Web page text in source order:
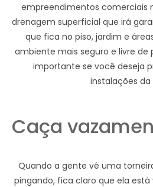
empreendimentos comerciais
drenagem superficial que irá
que fica no piso, jardim e
ambiente mais seguro e livre de
importante se você deseja
instalações da
Caça
Quando a gente vê uma
pingando, fica claro que ela